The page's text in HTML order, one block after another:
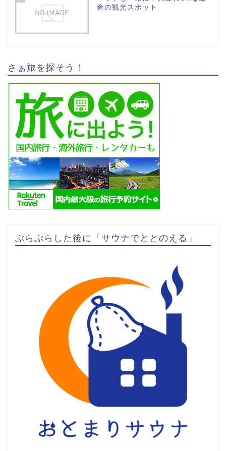
倉の観光スポット
さぁ旅を探そう！
ぶらぶらした後に「サウナでととのえる」